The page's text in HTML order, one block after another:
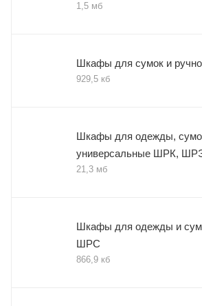
1,5 мб
Шкафы для сумок и
929,5 кб
Шкафы для одежды,
универсальные ШРК,
21,3 мб
Шкафы для одежды и
ШРС
866,9 кб